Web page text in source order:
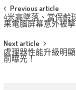
Post
navigation
Previous article
4米高墜落、當保齡
果電腦屏幕意外被
Next article
處理器性能升級明顯
前曝光！